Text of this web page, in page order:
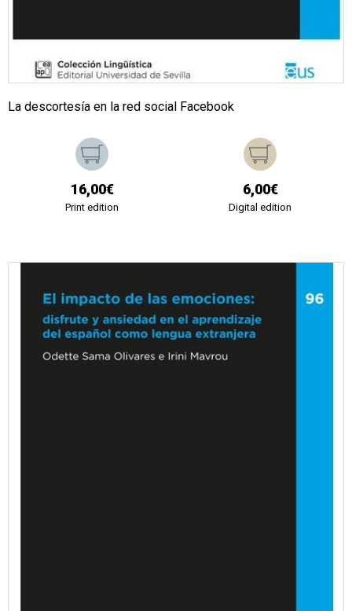
La descortesía en la red social Facebook
16,00€
Print edition
6,00€
Digital edition